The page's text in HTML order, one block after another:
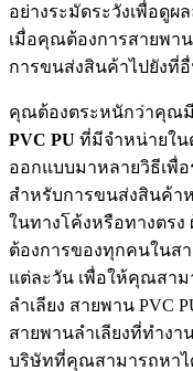
อย่างระมัดระวังเพื่อดู
เมื่อคุณต้องการสายพา
การขนส่งสินค้าไปยังที่
คุณต้องตระหนักว่าคุณมี
PVC PU ที่มีจำหน่ายใน
ออกแบบมาหลายวิธีเพื่
สำหรับการขนส่งสินค้า
ในทางโค้งหรือทางตรง
ต้องการของทุกคนในส
แต่ละวัน เพื่อให้คุณสา
ลำเลียง สายพาน PVC
สายพานลำเลียงที่ทำง
บริษัทที่คุณสามารถหาไ